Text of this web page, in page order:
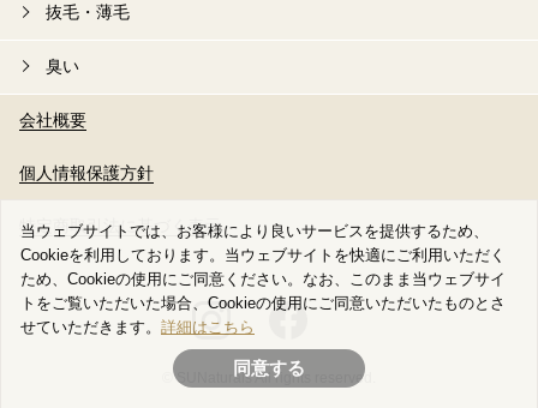
抜毛・薄毛
臭い
会社概要
個人情報保護方針
特定商取引法に基づく表示
© SUNaturals All rights reserved.
当ウェブサイトでは、お客様により良いサービスを提供するため、
Cookieを利用しております。当ウェブサイトを快適にご利用いただく
ため、Cookieの使用にご同意ください。なお、このまま当ウェブサイ
トをご覧いただいた場合、Cookieの使用にご同意いただいたものとさ
せていただきます。 詳細はこちら
同意する